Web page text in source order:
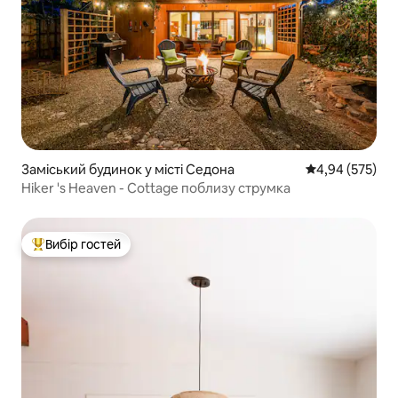
Заміський будинок у місті Седона Середня
4,94 (575)
Hiker 's Heaven - Cottage поблизу струмка
Топ вибір гостей
Вибір гостей